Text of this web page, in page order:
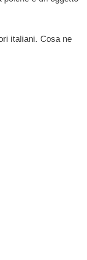
italiani. Cosa ne